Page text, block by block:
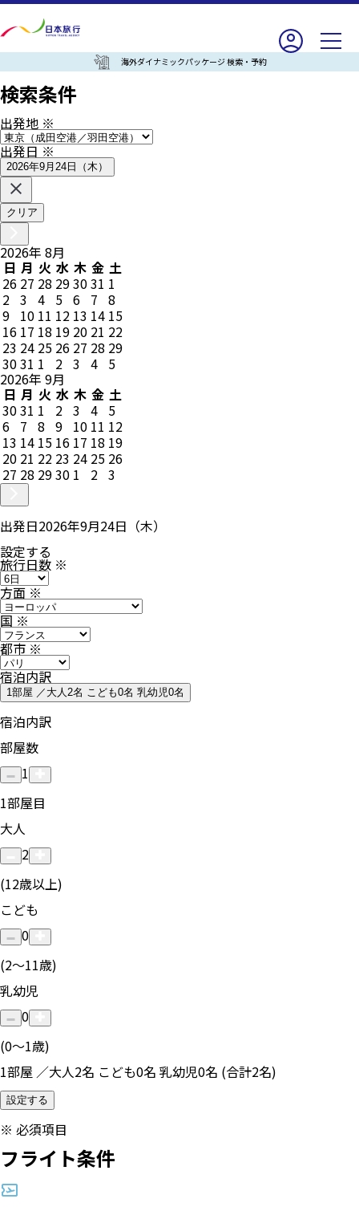
海外ダイナミックパッケージ 検索・予約
検索条件
出発地 ※
出発日※
2026年9月24日（木）
クリア
2026年 8月
日 月 火 水 木 金 土
26 27 28 293031 1
2 3 4 5 6 7 8
9 10 11 12 13 14 15
16 17 18 19 20 21 22
23 24 25 26 27 28 29
3031 1 2 3 4 5
2026年 9月
日 月 火 水 木 金 土
3031 1 2 3 4 5
6 7 8 9 10 11 12
13 14 15 16 17 18 19
20 21 22 23 24 25 26
27 28 2930 1 2 3
出発日2026年9月24日（木）
設定する
旅行日数 ※
方面※
国※
都市※
宿泊内訳
1部屋 ／大人2名 こども0名 乳幼児0名
宿泊内訳
部屋数
1
1部屋目
大人
2
(12歳以上)
こども
0
(2〜11歳)
乳幼児
0
(0〜1歳)
1部屋 ／大人2名 こども0名 乳幼児0名 (合計2名)
設定する
※ 必須項目
フライト条件